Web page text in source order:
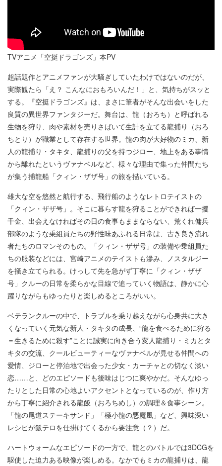
TVアニメ「空挺ドラゴンズ」本PV
超話題作とアニメファンが大騒ぎしていたわけではないのだが、
実際観たら「え？ こんなにおもろいんだ！」と、気持ちがスッと
する。『空挺ドラゴンズ』は、まさに筆者がそんな出会いをした
良質の異世界ファンタジーだ。舞台は、龍（おろち）と呼ばれる
生物を狩り、肉や素材を売りさばいて生計を立てる龍捕り（おろ
ちとり）が職業として存在する世界。龍の肉が大好物のミカ、新
人の龍捕り・タキタ、龍捕りの父を持つジロー、地上をある事情
から離れたというヴァナベルなど、様々な理由で集った仲間たち
が集う捕龍船「クィン・ザザ号」の旅を描いている。
雄大な空を悠然と航行する、飛行船のようなレトロテイストの
「クィン・ザザ号」。そこに暮らす龍を狩ることができれば一攫
千金、出会えなければその日の食事もままならない、荒くれ傭兵
部隊のような乗組員たちの野性味あふれる日常は、古き良き流れ
者たちのロマンそのもの。「クィン・ザザ号」の装備や乗組員た
ちの服装などには、宮崎アニメのテイストも滲み、ノスタルジー
を掻き立てられる。けっして先を急がず丁寧に「クィン・ザザ
号」クルーの日常を柔らかな目線で追っていく物語は、静かに心
躍りながらもゆったりと楽しめるところがいい。
ベテランクルーの中で、トラブルを乗り越えながら心身共に大き
くなっていく元気な新人・タキタの成長、“龍を食べるために狩る
＝生きるために殺す”ことに誠実に向き合う変人龍捕り・ミカとタ
キタの交流、クールビューティーなヴァナベルが見せる仲間への
愛情、ジローと停泊地で出会った少女・カーチャとの切なく淡い
恋……と、どのエピソードも後味はじつに爽やかだ。そんなゆっ
たりとした日常の心地よいアクセントとなっているのが、作り方
から丁寧に紹介される龍飯（おろちめし）の調理＆食事シーン。
「龍の尾道ステーキサンド」「極小龍の悪魔風」など、興味深い
レシピが飯テロを仕掛けてくるから要注意（？）だ。
ハートウォームなエピソードの一方で、龍とのバトルでは3DCGを
駆使した迫力ある映像が楽しめる。なかでもミカの龍捕りは、龍